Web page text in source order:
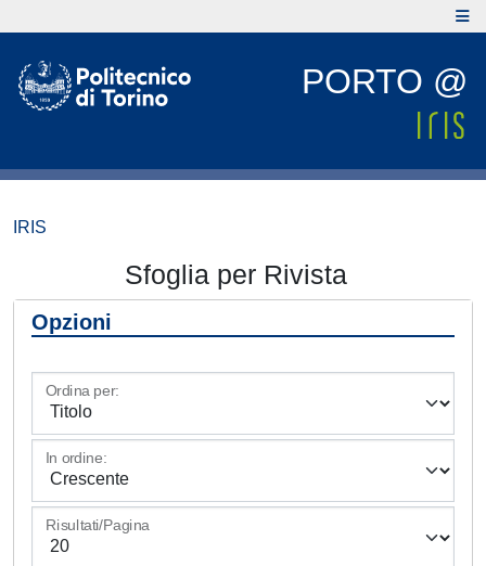
PORTO @
IRIS
Sfoglia per Rivista
Opzioni
Ordina per:
In ordine:
Risultati/Pagina